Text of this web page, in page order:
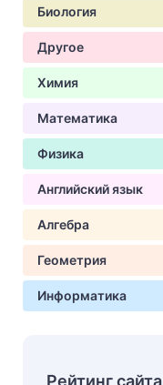
Биология
Другое
Химия
Математика
Физика
Английский язык
Алгебра
Геометрия
Информатика
Рейтинг сайта